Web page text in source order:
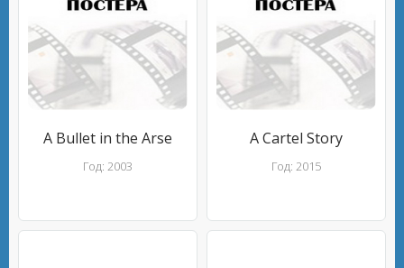
A Bullet in the Arse
Год: 2003
A Cartel Story
Год: 2015